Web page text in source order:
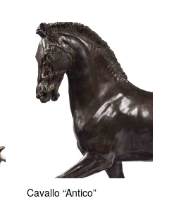
Cavallo “Antico”